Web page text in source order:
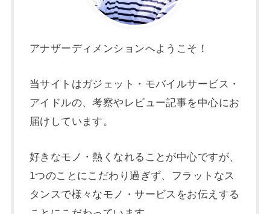
アナザーディメンションへようこそ！
当サイトはガジェット・モバイルサービス・
アイドルの、考察やレビュー記事を中心にお
届けしています。
好きなモノ・熱くなれることが中心ですが、
1つのことにこだわり過ぎず、フラットなス
タンスで様々なモノ・サービスをお伝えする